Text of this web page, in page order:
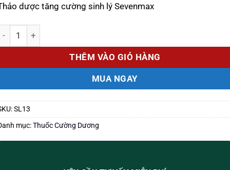
250.000 ₫.là:
dược tăng cường sinh lý Sevenmax
lượng
THÊM VÀO GIỎ HÀNG
MUA NGAY
SL13
mục:Thuốc Cường Dương